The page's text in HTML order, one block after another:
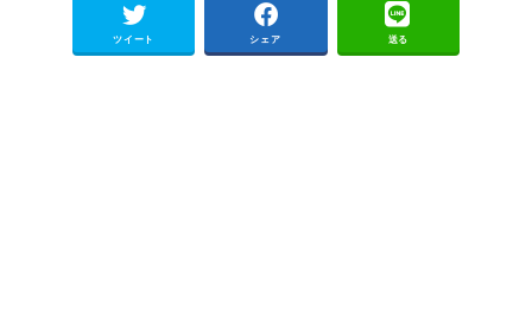
ツイート シェア 送る